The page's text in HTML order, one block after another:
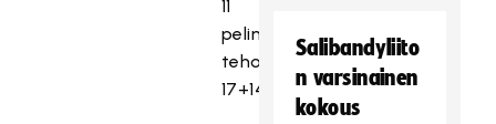
11
pelin
tehoilla
17+14=31.
Salibandyliito
n varsinainen
kokous